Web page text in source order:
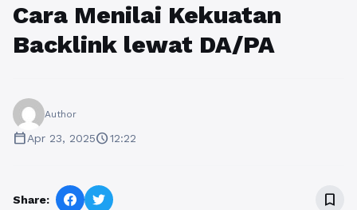
Cara Menilai Kekuatan
Backlink lewat DA/PA
Author
calendar_todayApr 23, 2025schedule12:22
Share: bookmark_border